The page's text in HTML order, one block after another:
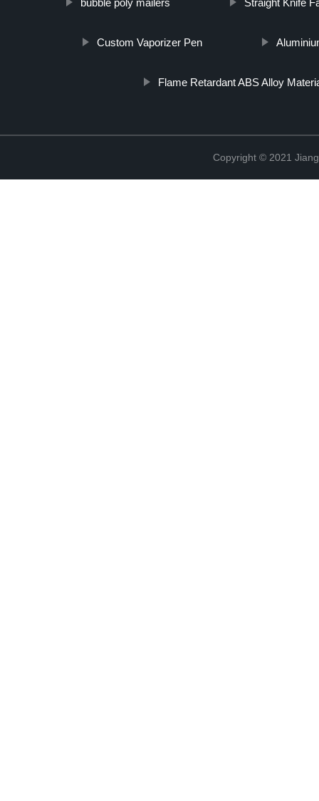
bubble poly mailers Straight Knife
Custom Vaporizer Pen
Flame Retardant ABS Alloy
Copyright © 2021